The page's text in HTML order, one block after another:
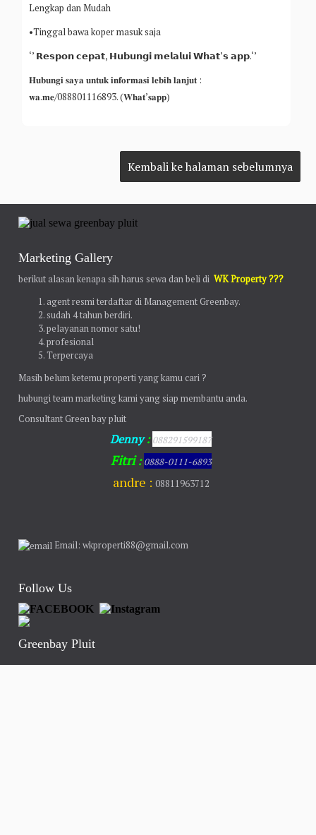
Lengkap dan Mudah
•Tinggal bawa koper masuk saja
‘’ 𝗥𝗲𝘀𝗽𝗼𝗻 𝗰𝗲𝗽𝗮𝘁, 𝗛𝘂𝗯𝘂𝗻𝗴𝗶 𝗺𝗲𝗹𝗮𝗹𝘂𝗶 𝗪𝗵𝗮𝘁’𝘀 𝗮𝗽𝗽.‘’
𝐇𝐮𝐛𝐮𝐧𝐠𝐢 𝐬𝐚𝐲𝐚 𝐮𝐧𝐭𝐮𝐤 𝐢𝐧𝐟𝐨𝐫𝐦𝐚𝐬𝐢 𝐥𝐞𝐛𝐢𝐡 𝐥𝐚𝐧𝐣𝐮𝐭 :
𝐰𝐚.𝐦𝐞/088801116893. (𝐖𝐡𝐚𝐭’𝐬𝐚𝐩𝐩)
Marketing Gallery
berikut alasan kenapa sih harus sewa dan beli diWK Property ???
agent resmi terdaftar di Management Greenbay.
sudah 4 tahun berdiri.
pelayanan nomor satu!
profesional
Terpercaya
Masih belum ketemu properti yang kamu cari ?
hubungi team marketing kami yang siap membantu anda.
Consultant Green bay pluit
Denny:088291599187
Fitri:0888-0111-6893
andre : 08811963712
Email: wkproperti88@gmail.com
Follow Us
Greenbay Pluit
Sewa 2 kamar apartemen